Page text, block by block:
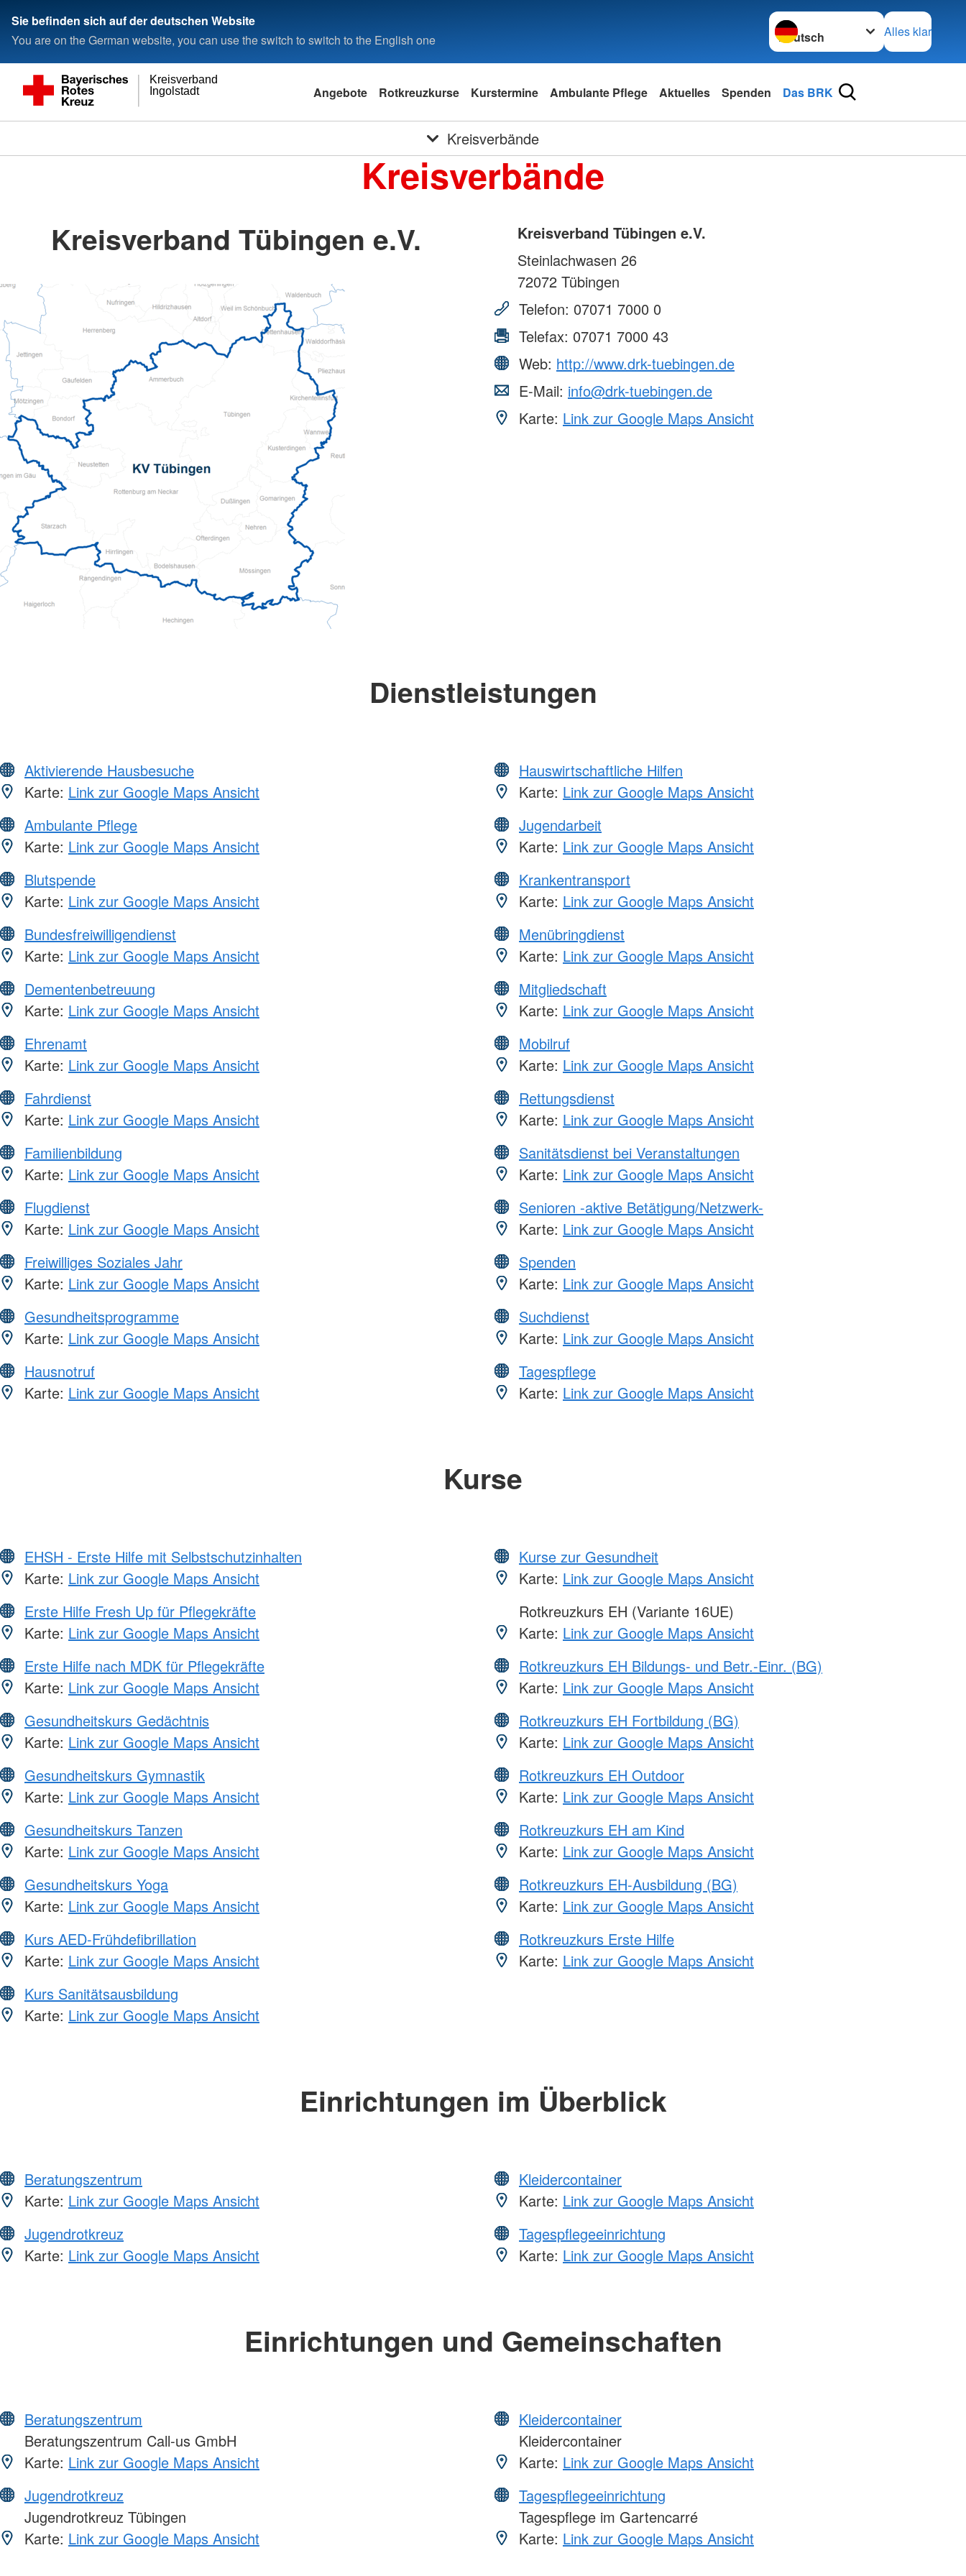
Sie befinden sich auf der deutschen Website
You are on the German website, you can use the switch to switch to the English one
Sprache wechseln zu
Alles klar
Ingolstadt
Kreisverband
Angebote Rotkreuzkurse Kurstermine Ambulante Pflege Aktuelles Spenden Das BRK
Kreisverbände
Kreisverbände
Kreisverband Tübingen e.V.
Kreisverband Tübingen e.V.
Steinlachwasen 26
72072 Tübingen
Telefon: 07071 7000 0
Telefax: 07071 7000 43
Web: http://www.drk-tuebingen.de
E-Mail: info@drk-tuebingen.de
Karte: Link zur Google Maps Ansicht
Dienstleistungen
Aktivierende Hausbesuche
Karte: Link zur Google Maps Ansicht
Ambulante Pflege
Karte: Link zur Google Maps Ansicht
Blutspende
Karte: Link zur Google Maps Ansicht
Bundesfreiwilligendienst
Karte: Link zur Google Maps Ansicht
Dementenbetreuung
Karte: Link zur Google Maps Ansicht
Ehrenamt
Karte: Link zur Google Maps Ansicht
Fahrdienst
Karte: Link zur Google Maps Ansicht
Familienbildung
Karte: Link zur Google Maps Ansicht
Flugdienst
Karte: Link zur Google Maps Ansicht
Freiwilliges Soziales Jahr
Karte: Link zur Google Maps Ansicht
Gesundheitsprogramme
Karte: Link zur Google Maps Ansicht
Hausnotruf
Karte: Link zur Google Maps Ansicht
Hauswirtschaftliche Hilfen
Karte: Link zur Google Maps Ansicht
Jugendarbeit
Karte: Link zur Google Maps Ansicht
Krankentransport
Karte: Link zur Google Maps Ansicht
Menübringdienst
Karte: Link zur Google Maps Ansicht
Mitgliedschaft
Karte: Link zur Google Maps Ansicht
Mobilruf
Karte: Link zur Google Maps Ansicht
Rettungsdienst
Karte: Link zur Google Maps Ansicht
Sanitätsdienst bei Veranstaltungen
Karte: Link zur Google Maps Ansicht
Senioren -aktive Betätigung/Netzwerk-
Karte: Link zur Google Maps Ansicht
Spenden
Karte: Link zur Google Maps Ansicht
Suchdienst
Karte: Link zur Google Maps Ansicht
Tagespflege
Karte: Link zur Google Maps Ansicht
Kurse
EHSH - Erste Hilfe mit Selbstschutzinhalten
Karte: Link zur Google Maps Ansicht
Erste Hilfe Fresh Up für Pflegekräfte
Karte: Link zur Google Maps Ansicht
Erste Hilfe nach MDK für Pflegekräfte
Karte: Link zur Google Maps Ansicht
Gesundheitskurs Gedächtnis
Karte: Link zur Google Maps Ansicht
Gesundheitskurs Gymnastik
Karte: Link zur Google Maps Ansicht
Gesundheitskurs Tanzen
Karte: Link zur Google Maps Ansicht
Gesundheitskurs Yoga
Karte: Link zur Google Maps Ansicht
Kurs AED-Frühdefibrillation
Karte: Link zur Google Maps Ansicht
Kurs Sanitätsausbildung
Karte: Link zur Google Maps Ansicht
Kurse zur Gesundheit
Karte: Link zur Google Maps Ansicht
Rotkreuzkurs EH (Variante 16UE)
Karte: Link zur Google Maps Ansicht
Rotkreuzkurs EH Bildungs- und Betr.-Einr. (BG)
Karte: Link zur Google Maps Ansicht
Rotkreuzkurs EH Fortbildung (BG)
Karte: Link zur Google Maps Ansicht
Rotkreuzkurs EH Outdoor
Karte: Link zur Google Maps Ansicht
Rotkreuzkurs EH am Kind
Karte: Link zur Google Maps Ansicht
Rotkreuzkurs EH-Ausbildung (BG)
Karte: Link zur Google Maps Ansicht
Rotkreuzkurs Erste Hilfe
Karte: Link zur Google Maps Ansicht
Einrichtungen im Überblick
Beratungszentrum
Karte: Link zur Google Maps Ansicht
Jugendrotkreuz
Karte: Link zur Google Maps Ansicht
Kleidercontainer
Karte: Link zur Google Maps Ansicht
Tagespflegeeinrichtung
Karte: Link zur Google Maps Ansicht
Einrichtungen und Gemeinschaften
Beratungszentrum
Beratungszentrum Call-us GmbH
Karte: Link zur Google Maps Ansicht
Jugendrotkreuz
Jugendrotkreuz Tübingen
Karte: Link zur Google Maps Ansicht
Kleidercontainer
Kleidercontainer
Karte: Link zur Google Maps Ansicht
Tagespflegeeinrichtung
Tagespflege im Gartencarré
Karte: Link zur Google Maps Ansicht